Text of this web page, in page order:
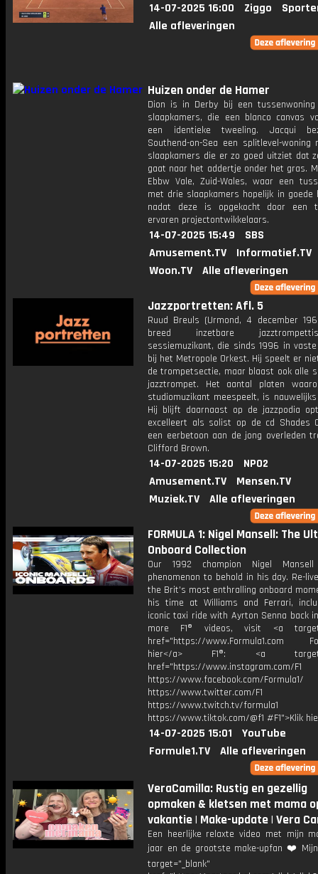
14-07-2025 16:00 Ziggo
Alle afleveringen
Huizen onder de Hamer
Dion is in Derby bij een
slaapkamers, die een blanco canvas
een identieke tweeling. Jacqui
Southend-on-Sea een splitlevel-
slaapkamers die er zo goed uitziet dat
gaat naar het addertje onder het gras.
Ebbw Vale, Zuid-Wales, waar een
met drie slaapkamers hopelijk in goede
nadat deze is opgekocht door een
ervaren projectontwikkelaars.
14-07-2025 15:49
SBS
Amusement.TV
Informatief.TV
Woon.TV
Alle afleveringen
Jazzportretten: Afl. 5
Ruud Breuls (Urmond, 4 december
breed inzetbare
sessiemuzikant, die sinds 1996 in
bij het Metropole Orkest. Hij speelt er
de trompetsectie, maar blaast ook alle
jazztrompet. Het aantal platen
studiomuzikant meespeelt, is
Hij blijft daarnaast op de jazzpodia
excelleert als solist op de cd Shades
een eerbetoon aan de jong overleden
Clifford Brown.
14-07-2025 15:20
NPO2
Amusement.TV
Mensen.TV
Muziek.TV
Alle afleveringen
FORMULA 1: Nigel Mansell: The
Onboard Collection
Our 1992 champion Nigel
phenomenon to behold in his day. Re-
the Brit's most enthralling onboard
his time at Williams and Ferrari,
iconic taxi ride with Ayrton Senna back
more F1® videos, visit <a
href="https://www.Formula1.com
hier</a> F1®: <a
href="https://www.instagram.com/F1
https://www.facebook.com/Formula1/
https://www.twitter.com/F1
https://www.twitch.tv/formula1
https://www.tiktok.com/@f1 #F1">Klik
14-07-2025 15:01
YouTube
Formule1.TV
Alle afleveringen
VeraCamilla: Rustig en gezellig
opmaken & kletsen met mama
vakantie | Make-update | Vera
Een heerlijke relaxte video met mijn
jaar en de grootste make-upfan ❤️
target="_blank"